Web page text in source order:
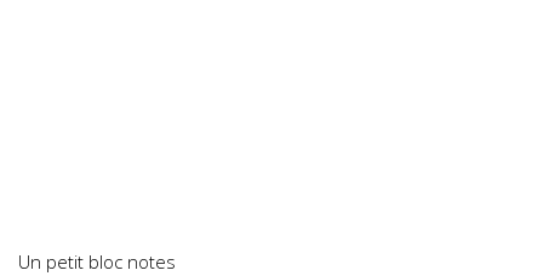
Un petit bloc notes